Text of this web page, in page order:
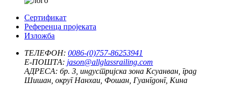
Сертификат
Референца пројеката
Изложба
ТЕЛЕФОН: 0086-(0)757-86253941
Е-ПОШТА: jason@allglassrailing.com
АДРЕСА: бр. 3, индустријска зона Ксуанван, град
Шишан, округ Нанхаи, Фошан, Гуангдонг, Кина